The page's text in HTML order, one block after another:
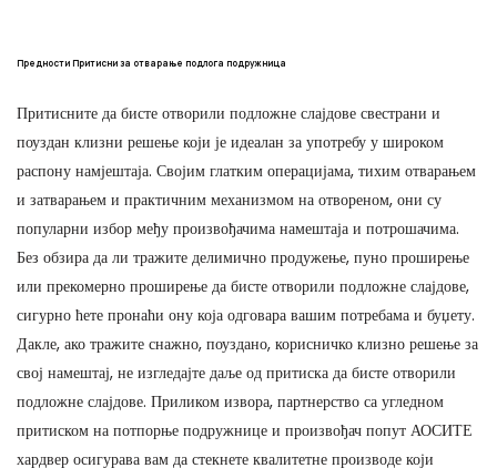
Предности Притисни за отварање подлога подружница
Притисните да бисте отворили подложне слајдове свестрани и
поуздан клизни решење који је идеалан за употребу у широком
распону намјештаја. Својим глатким операцијама, тихим отварањем
и затварањем и практичним механизмом на отвореном, они су
популарни избор међу произвођачима намештаја и потрошачима.
Без обзира да ли тражите делимично продужење, пуно проширење
или прекомерно проширење да бисте отворили подложне слајдове,
сигурно ћете пронаћи ону која одговара вашим потребама и буџету.
Дакле, ако тражите снажно, поуздано, корисничко клизно решење за
свој намештај, не изгледајте даље од притиска да бисте отворили
подложне слајдове. Приликом извора, партнерство са угледном
притиском на потпорње подружнице и произвођач попут АОСИТЕ
хардвер осигурава вам да стекнете квалитетне производе који